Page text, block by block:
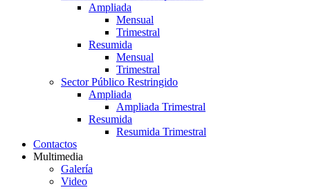
Ampliada
Mensual
Trimestral
Resumida
Mensual
Trimestral
Sector Público Restringido
Ampliada
Ampliada Trimestral
Resumida
Resumida Trimestral
Contactos
Multimedia
Galería
Video